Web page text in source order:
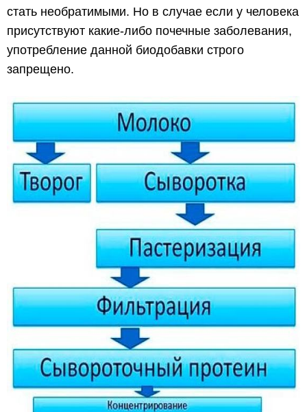
стать необратимыми. Но в случае если у человека
присутствуют какие-либо почечные заболевания,
употребление данной биодобавки строго
запрещено.